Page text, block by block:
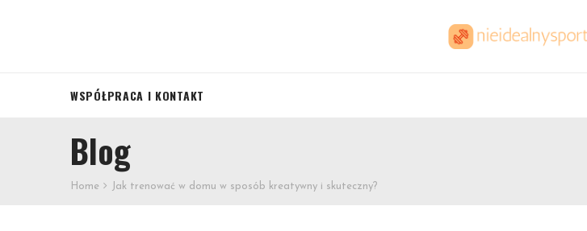
WSPÓŁPRACA I KONTAKT
Blog
Home Jak trenować w domu w sposób kreatywny i skuteczny?